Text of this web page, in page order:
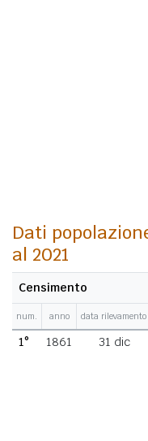
Dati
al 2021
Censimento
num. anno data rilevamento
1° 1861 31 dic